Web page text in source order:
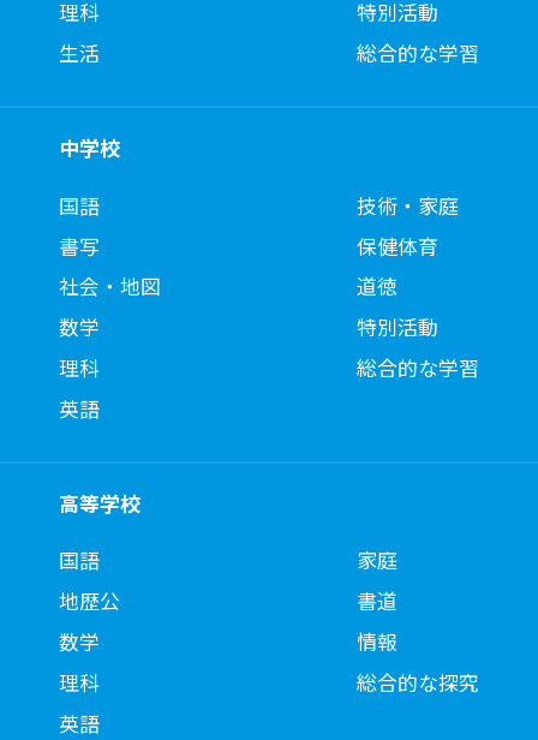
理科
生活
特別活動
総合的な学習
中学校
国語
書写
社会・地図
数学
理科
英語
技術・家庭
保健体育
道徳
特別活動
総合的な学習
高等学校
国語
地歴公
数学
理科
英語
家庭
書道
情報
総合的な探究